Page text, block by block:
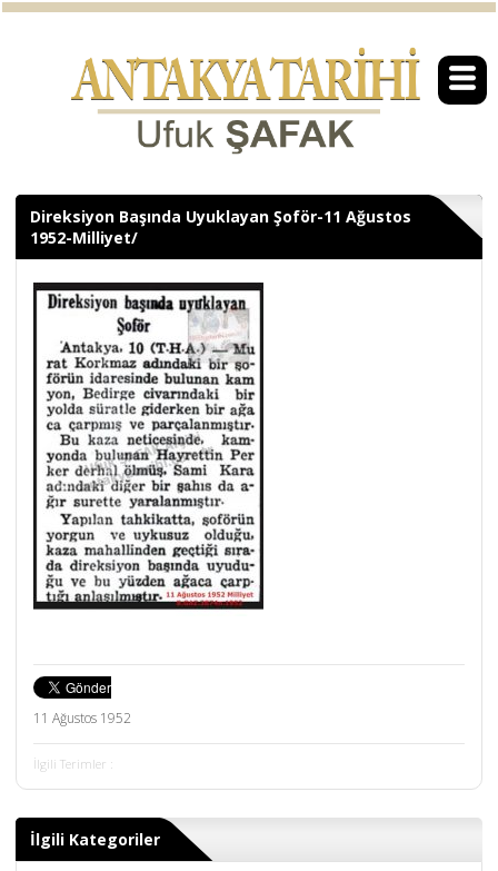
Direksiyon Başında Uyuklayan Şoför-11 Ağustos
1952-Milliyet/
11 Ağustos 1952
İlgili Terimler :
İlgili Kategoriler